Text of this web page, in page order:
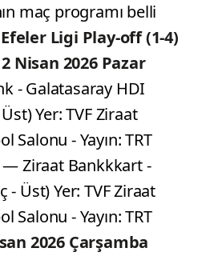
maç programı belli
Ligi Play-off (1-4)
Nisan 2026 Pazar
- Galatasaray HDI
Yer: TVF Ziraat
Salonu - Yayın: TRT
— Ziraat Bankkkart -
- Üst) Yer: TVF Ziraat
Salonu - Yayın: TRT
2026 Çarşamba